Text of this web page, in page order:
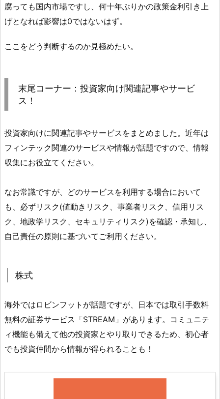
腐っても国内市場ですし、何十年ぶりかの政策金利引き上
げとなれば影響は0ではないはず。
ここをどう判断するのか見極めたい。
末尾コーナー：投資家向け関連記事やサービ
ス！
投資家向けに関連記事やサービスをまとめました。近年は
フィンテック関連のサービスや情報が話題ですので、情報
収集にお役立てください。
なお常識ですが、どのサービスを利用する場合において
も、必ずリスク(値動きリスク、事業者リスク、信用リス
ク、地政学リスク、セキュリティリスク)を確認・承知し、
自己責任の原則に基づいてご利用ください。
株式
海外ではロビンフットが話題ですが、日本では取引手数料
無料の証券サービス「STREAM」があります。コミュニテ
ィ機能も備えて他の投資家とやり取りできるため、初心者
でも投資仲間から情報が得られることも！